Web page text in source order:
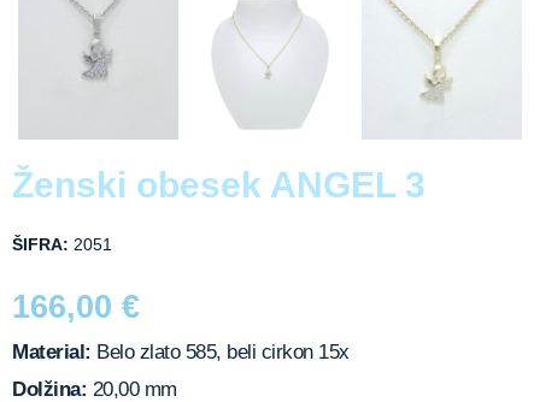
Ženski obesek ANGEL 3
ŠIFRA: 2051
166,00 €
Material: Belo zlato 585, beli cirkon 15x
Dolžina: 20,00 mm